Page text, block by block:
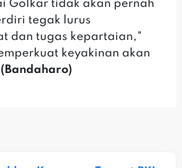
Golkar tidak akan pernah
tegak lurus
dan tugas kepartaian,"
keyakinan akan
(Bandaharo)